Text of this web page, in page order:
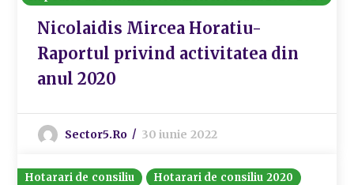
Nicolaidis Mircea Horatiu-
Raportul privind activitatea din
anul 2020
Sector5.ro 30 iunie 2022
Hotarari de consiliu
Hotarari de consiliu 2020